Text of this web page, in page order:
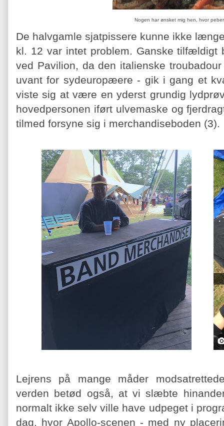
Nogen har ønsket mig hen, hvor
De halvgamle sjatpissere kunne ikke
kl. 12 var intet problem. Ganske tilfældigt
ved Pavilion, da den italienske
uvant for sydeuropæere - gik i gang et
viste sig at være en yderst grundig
hovedpersonen iført ulvemaske og
tilmed forsyne sig i merchandiseboden (3).
Lejrens på mange måder
verden betød også, at vi slæbte
normalt ikke selv ville have udpeget i
dag, hvor Apollo-scenen - med ny